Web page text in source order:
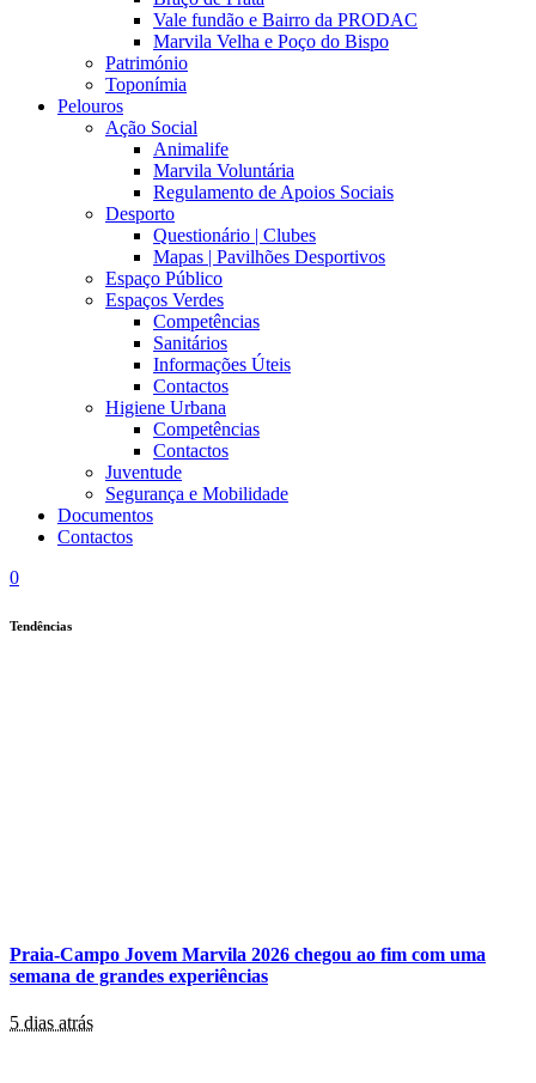
Vale fundão e Bairro da PRODAC
Marvila Velha e Poço do Bispo
Património
Toponímia
Pelouros
Ação Social
Animalife
Marvila Voluntária
Regulamento de Apoios Sociais
Desporto
Questionário | Clubes
Mapas | Pavilhões Desportivos
Espaço Público
Espaços Verdes
Competências
Sanitários
Informações Úteis
Contactos
Higiene Urbana
Competências
Contactos
Juventude
Segurança e Mobilidade
Documentos
Contactos
0
Tendências
Praia-Campo Jovem Marvila 2026 chegou ao fim com uma
semana de grandes experiências
5 dias atrás